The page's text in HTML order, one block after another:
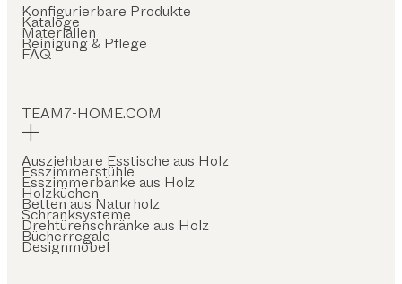
Konfigurierbare Produkte
Kataloge
Materialien
Reinigung & Pflege
FAQ
TEAM7-HOME.COM
Ausziehbare Esstische aus Holz
Esszimmerstühle
Esszimmerbänke aus Holz
Holzküchen
Betten aus Naturholz
Schranksysteme
Drehtürenschränke aus Holz
Bücherregale
Designmöbel